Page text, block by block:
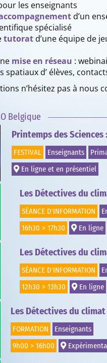
les enseignants
d’un
spécialisé
tutorat d’une équipe de
mise en réseau :
d’ élèves,
n’hésitez pas à nous
Belgique
Printemps des Sciences
FESTIVAL Enseignants
En ligne et en présentiel
Les Détectives du
SÉANCE D'INFORMATION
16h30 > 17h30
En ligne
Les Détectives du
SÉANCE D'INFORMATION
12h30 > 13h30
En ligne
Les Détectives du
FORMATION
Enseignants
9h00 > 16h00